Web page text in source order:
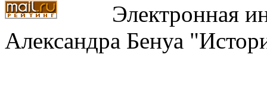
Электронная
Александра Бенуа